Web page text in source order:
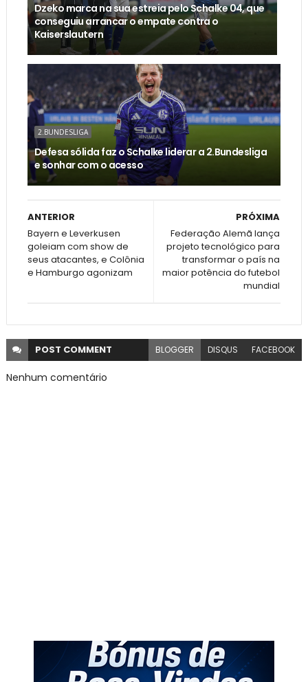
Dzeko marca na sua estreia pelo Schalke 04, que
conseguiu arrancar o empate contra o
Kaiserslautern
2.BUNDESLIGA
Defesa sólida faz o Schalke liderar a 2.Bundesliga
e sonhar com o acesso
PRÓXIMA
Federação Alemã lança
projeto tecnológico para
transformar o país na
maior potência do futebol
mundial
ANTERIOR
Bayern e Leverkusen
goleiam com show de
seus atacantes, e Colônia
e Hamburgo agonizam
POST COMMENT BLOGGER DISQUS FACEBOOK
Nenhum comentário